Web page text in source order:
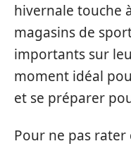
hivernale touche
magasins de
importants sur
moment idéal
et se préparer
Pour ne pas